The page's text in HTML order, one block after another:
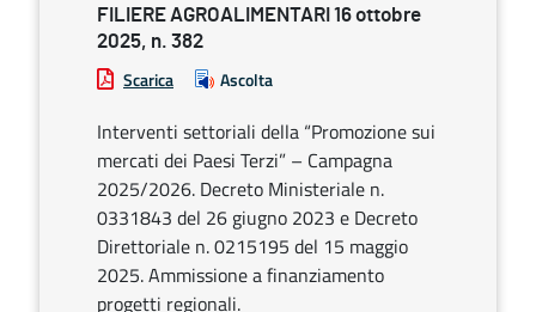
FILIERE AGROALIMENTARI 16 ottobre
2025, n. 382
Scarica Ascolta
Interventi settoriali della “Promozione sui
mercati dei Paesi Terzi” – Campagna
2025/2026. Decreto Ministeriale n.
0331843 del 26 giugno 2023 e Decreto
Direttoriale n. 0215195 del 15 maggio
2025. Ammissione a finanziamento
progetti regionali.